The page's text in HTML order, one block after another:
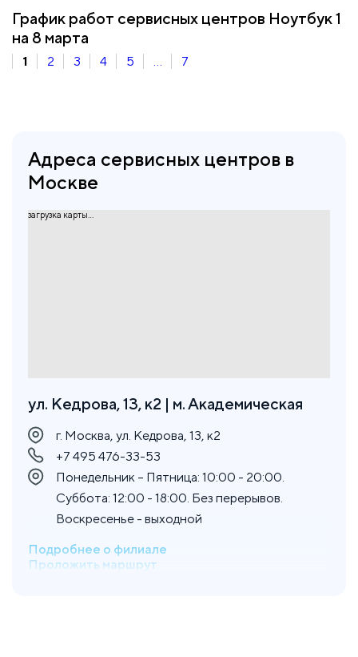
График работ сервисных центров Ноутбук 1
на 8 марта
1 2 3 4 5 ... 7
Адреса сервисных центров в
Москве
ул. Кедрова, 13, к2 | м. Академическая
г. Москва, ул. Кедрова, 13, к2
+7 495 476-33-53
Понедельник – Пятница: 10:00 - 20:00.
Суббота: 12:00 - 18:00. Без перерывов.
Воскресенье - выходной
Подробнее о филиале
Проложить маршрут
загрузка карты...